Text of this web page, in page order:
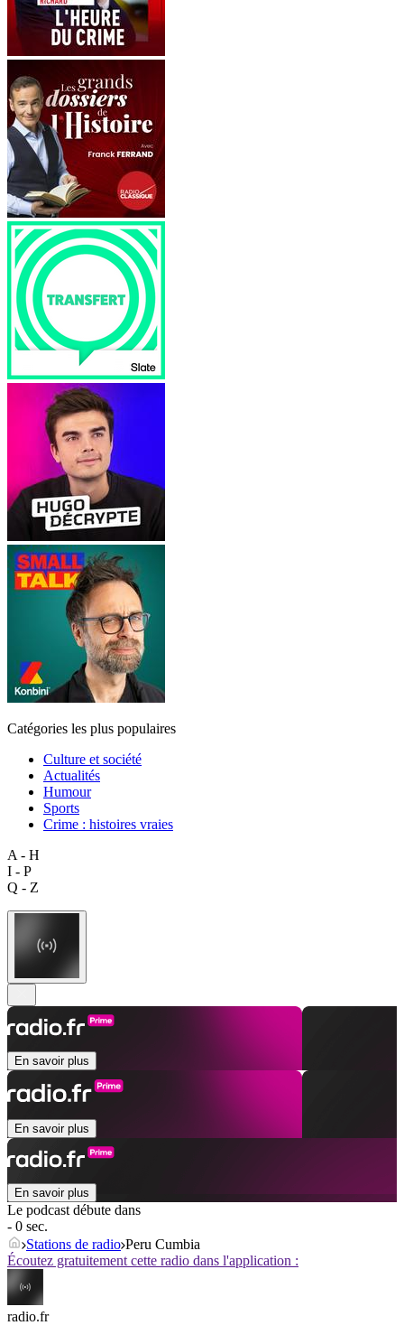
Catégories les plus populaires
Culture et société
Actualités
Humour
Sports
Crime : histoires vraies
A - H
I - P
Q - Z
En savoir plus
En savoir plus
En savoir plus
Le podcast débute dans
- 0 sec.
Stations de radio Peru Cumbia
Écoutez gratuitement cette radio dans l'application :
radio.fr